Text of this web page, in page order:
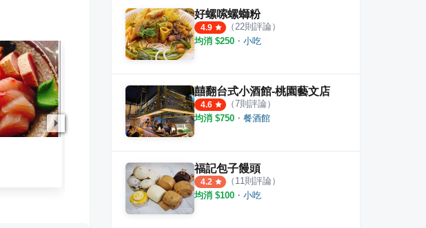
則評論 4.3
好螺嗦螺螄粉
4.9 （22則評論）
均消 $250 ・ 小吃
囍翻台式小酒館-桃園藝文店
4.6 （7則評論）
均消 $750 ・ 餐酒館
福記包子饅頭
4.2 （ 11則評論）
均消 $100 ・ 小吃